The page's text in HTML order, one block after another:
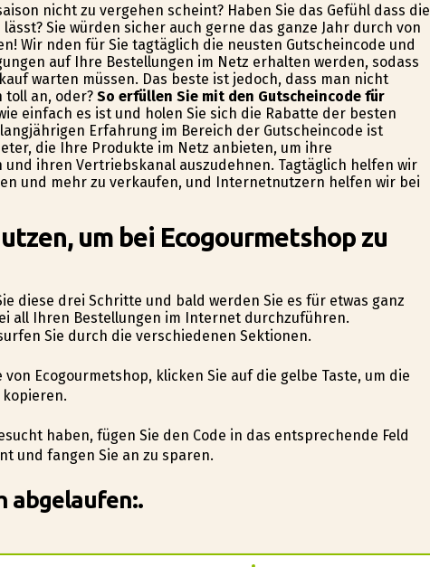
nicht zu vergehen scheint? Haben Sie das Gefühl dass die
Sie würden sicher auch gerne das ganze Jahr durch von
Wir finden für Sie tagtäglich die neusten Gutscheincode und
auf Ihre Bestellungen im Netz erhalten werden, sodass
warten müssen. Das beste ist jedoch, dass man nicht
toll an, oder? So erfüllen Sie mit den Gutscheincode für
einfach es ist und holen Sie sich die Rabatte der besten
Erfahrung im Bereich der Gutscheincode ist
die Ihre Produkte im Netz anbieten, um ihre
ihren Vertriebskanal auszudehnen. Tagtäglich helfen wir
und mehr zu verkaufen, und Internetnutzern helfen wir bei
um bei Ecogourmetshop zu
diese drei Schritte und bald werden Sie es für etwas ganz
all Ihren Bestellungen im Internet durchzuführen.
Sie durch die verschiedenen Sektionen.
Ecogourmetshop, klicken Sie auf die gelbe Taste, um die
kopieren.
haben, fügen Sie den Code in das entsprechende Feld
und fangen Sie an zu sparen.
abgelaufen:.